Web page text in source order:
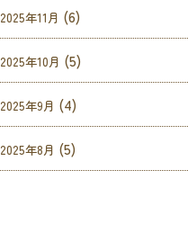
2025年11月 (6)
2025年10月 (5)
2025年9月 (4)
2025年8月 (5)